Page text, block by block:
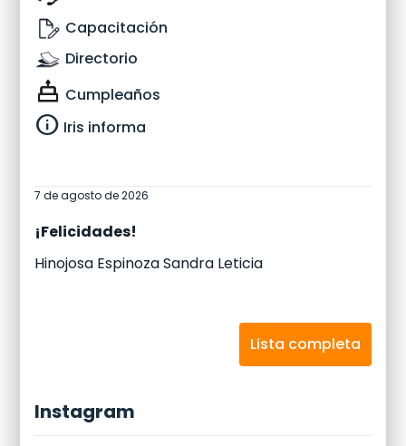
Capacitación
Directorio
Cumpleaños
info Iris informa
7 de agosto de 2026
¡Felicidades!
Hinojosa Espinoza Sandra Leticia
Lista completa
Instagram